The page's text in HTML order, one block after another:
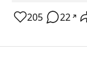
205 22 ↗